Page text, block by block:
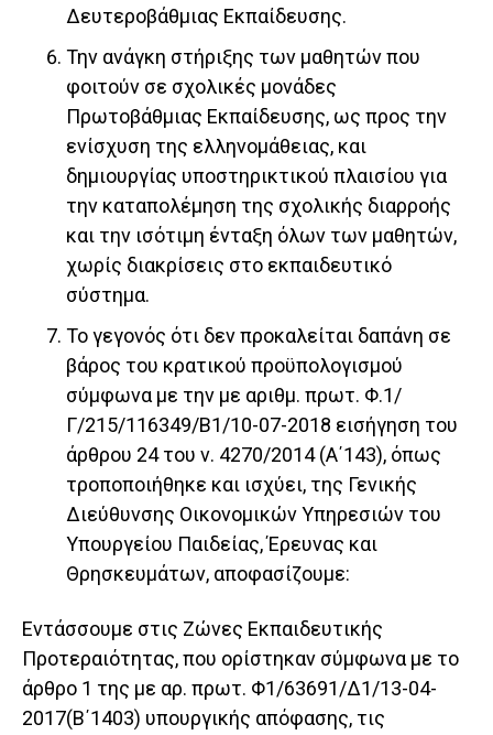
Δευτεροβάθμιας Εκπαίδευσης.
Την ανάγκη στήριξης των μαθητών που
φοιτούν σε σχολικές μονάδες
Πρωτοβάθμιας Εκπαίδευσης, ως προς την
ενίσχυση της ελληνομάθειας, και
δημιουργίας υποστηρικτικού πλαισίου για
την καταπολέμηση της σχολικής διαρροής
και την ισότιμη ένταξη όλων των μαθητών,
χωρίς διακρίσεις στο εκπαιδευτικό
σύστημα.
Το γεγονός ότι δεν προκαλείται δαπάνη σε
βάρος του κρατικού προϋπολογισμού
σύμφωνα με την με αριθμ. πρωτ. Φ.1/
Γ/215/116349/Β1/10-07-2018 εισήγηση του
άρθρου 24 του ν. 4270/2014 (Α΄143), όπως
τροποποιήθηκε και ισχύει, της Γενικής
Διεύθυνσης Οικονομικών Υπηρεσιών του
Υπουργείου Παιδείας, Έρευνας και
Θρησκευμάτων, αποφασίζουμε:
Εντάσσουμε στις Ζώνες Εκπαιδευτικής
Προτεραιότητας, που ορίστηκαν σύμφωνα με το
άρθρο 1 της με αρ. πρωτ. Φ1/63691/Δ1/13-04-
2017(Β΄1403) υπουργικής απόφασης, τις